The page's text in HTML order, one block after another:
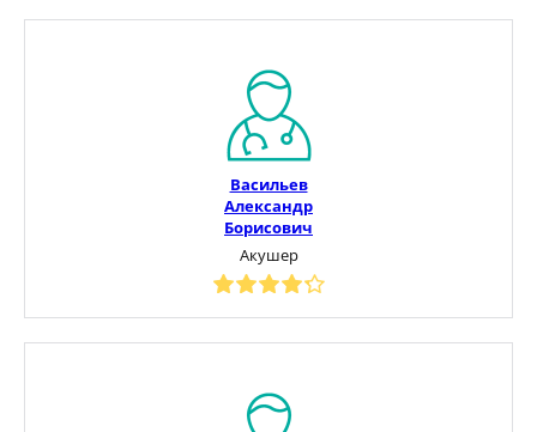
Васильев
Александр
Борисович
Акушер